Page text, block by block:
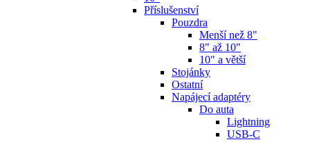
Příslušenství
Pouzdra
Menší než 8"
8" až 10"
10" a větší
Stojánky
Ostatní
Napájecí adaptéry
Do auta
Lightning
USB-C